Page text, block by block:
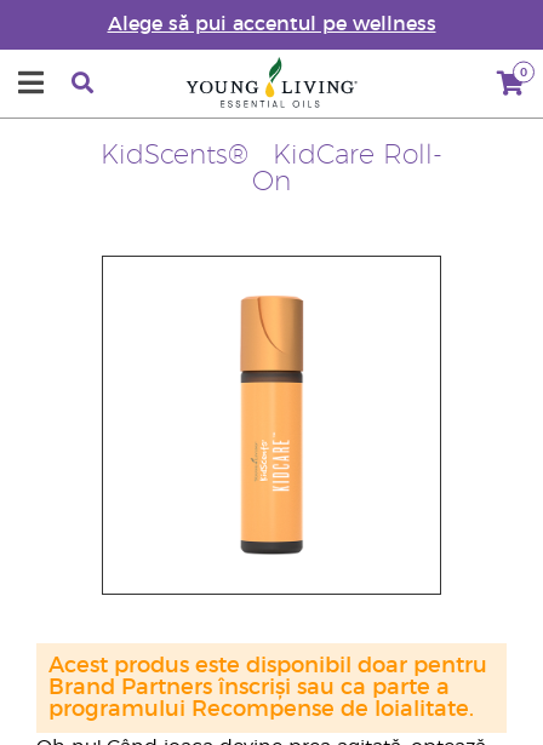
Alege să pui accentul pe wellness
0
KidScents® KidCare Roll-
On
Acest produs este disponibil doar pentru
Brand Partners înscriși sau ca parte a
programului Recompense de loialitate.